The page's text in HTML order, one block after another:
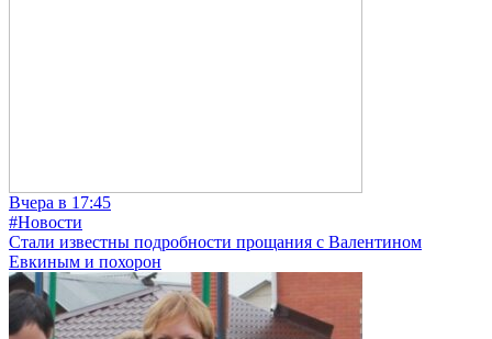
Вчера в 17:45
#Новости
Стали известны подробности прощания с Валентином
Евкиным и похорон